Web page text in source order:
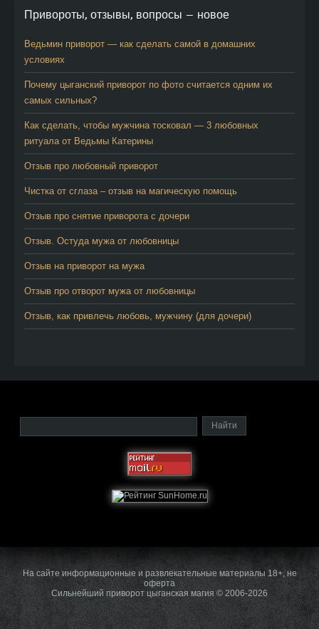
Привороты, отзывы, вопросы — новое
Ведьмин приворот — как сделать самой в домашних
условиях
Почему цыганский приворот по фото считается одним их
самых сильных?
Как сделать, чтобы мужчина тосковал — 3 любовных
ритуала от Ведьмы Катерины
Отзыв про любовный приворот
Чистка от сглаза – отзыв на магическую помощь
Отзыв про снятие приворота с дочери
Отзыв. Остуда мужа от любовницы
Отзыв на приворот на мужа
Отзыв про отворот мужа от любовницы
Отзыв, как привлечь любовь, мужчину (для дочери)
На сайте информационные и развлекательные материалы 18+, не
оферта
Сильнейший приворот цыганская магия © 2006-2026